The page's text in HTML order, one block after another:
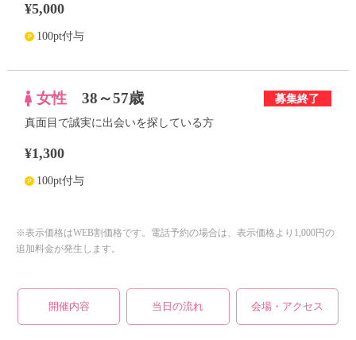
おすすめの優良結婚相談所をご紹介
¥5,000
100pt付与
女性 38～57歳 募集終了
真面目で誠実に出会いを探している方
¥1,300
100pt付与
※表示価格はWEB割価格です。電話予約の場合は、表示価格より1,000円の
追加料金が発生します。
開催内容 当日の流れ 会場・アクセス